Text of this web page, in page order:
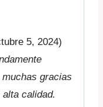
5, 2024)
gracias
calidad.